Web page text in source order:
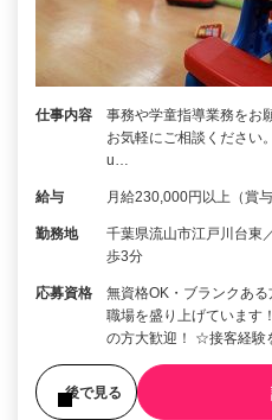
仕事内容
事務や学童指導業務をお
お気軽にご相談ください
u…
給与 月給230,000円以上（賞
勤務地
千葉県流山市江戸川台東
歩3分
応募資格
無資格OK・ブランクあ
職場を盛り上げています
の方大歓迎！ ☆接客経験
後で見る